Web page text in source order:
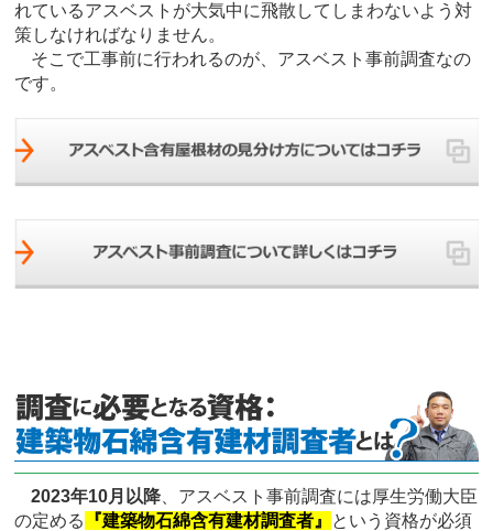
れているアスベストが大気中に飛散してしまわないよう対
策しなければなりません。
そこで工事前に行われるのが、アスベスト事前調査なの
です。
2023年10月以降 、アスベスト事前調査には厚生労働大臣
の定める
『建築物石綿含有建材調査者』
という資格が必須